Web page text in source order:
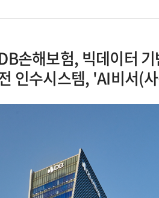
손해보험, 빅데이터
인수시스템, 'AI비서(